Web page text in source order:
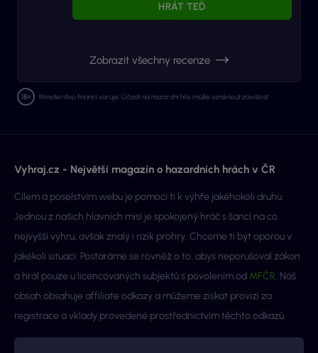
HRÁT TEĎ
Zobrazit všechny recenze
Ministerstvo financí varuje: Účastí na hazardní hře může vzniknout závislost.
Vyhraj.cz - Největší magazín o hazardních hrách v ČR
Cílem a poselstvím webu je pomoci ti k výhře jakéhokoli druhu.
Jednou z našich hlavních misí je spokojený hráč s šancí na co
nejvyšší výhru, avšak znalý i rizik prohry. Chceme ti být oporou v
jakékoli situaci. Postaráme se rovněž o to, abys neporušoval zákon
a hrál pouze u licencovaných subjektů s povolením od MFČR. Náš
obsah obsahuje affiliate odkazy a můžeme získat provizi za
registrace a vklady provedené prostřednictvím těchto odkazů.